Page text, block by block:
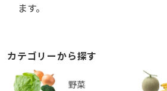
ます。
カテゴリーから探す